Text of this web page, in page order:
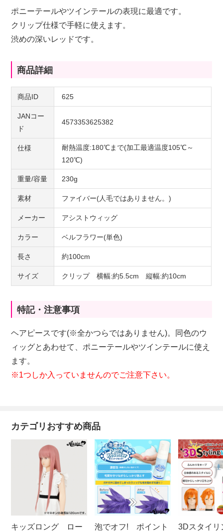
ポニーテールやツインテールの表現に最適です。
クリップ仕様で手軽に使えます。
渋めの深いレッドです。
商品詳細
商品ID 625
JANコー
ド
4573353625382
仕様
耐熱温度:180℃まで(加工最適温度105℃～
120℃)
重量/容量 230g
素材 ファイバー(人毛ではありません。)
メーカー アシストウィッグ
カラー ベルフラワー(単色)
長さ 約100cm
サイズ クリップ 横幅:約5.5cm 縦幅:約10cm
特記・注意事項
ヘアピースです(※全かつらではありません)。同色のウ
ィッグとあわせて、ポニーテールやツインテールに使え
ます。
※1つしか入っていませんのでご注意下さい。
カテゴリおすすめ商品
キッズロング ロー
泡でオフ! ポイント
3Dスタイリ